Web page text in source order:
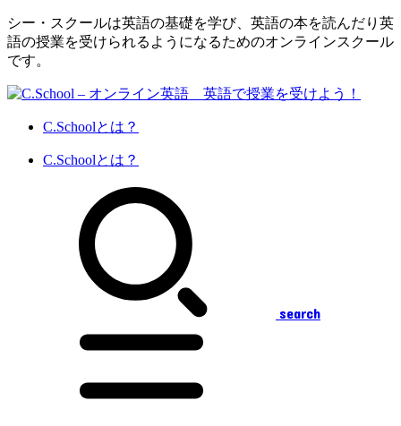
シー・スクールは英語の基礎を学び、英語の本を読んだり英
語の授業を受けられるようになるためのオンラインスクール
です。
C.Schoolとは？
C.Schoolとは？
search